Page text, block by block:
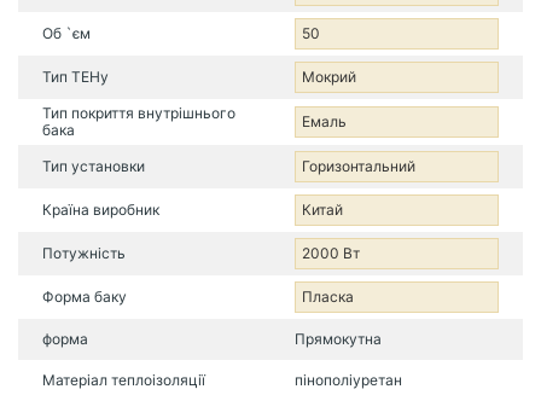
Об `єм 50
Тип ТЕНу
Мокрий
Тип покриття внутрішнього
бака
Емаль
Тип установки Горизонтальний
Країна виробник Китай
Потужність 2000 Вт
Форма баку Пласка
форма Прямокутна
Матеріал теплоізоляції пінополіуретан